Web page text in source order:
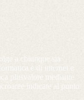
a chiunque sia
e di internet e
plusvalore mediante
indicate al punto